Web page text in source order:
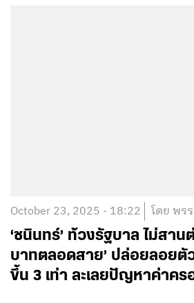
October 23, 2025 - 18:22 โดย พร
‘ชนินทร์’ ท้วงรัฐบาล ไม่สาน
บาทตลอดสาย’ ปล่อยลอยตั
ขึ้น 3 เท่า ละเลยปัญหาค่าคร